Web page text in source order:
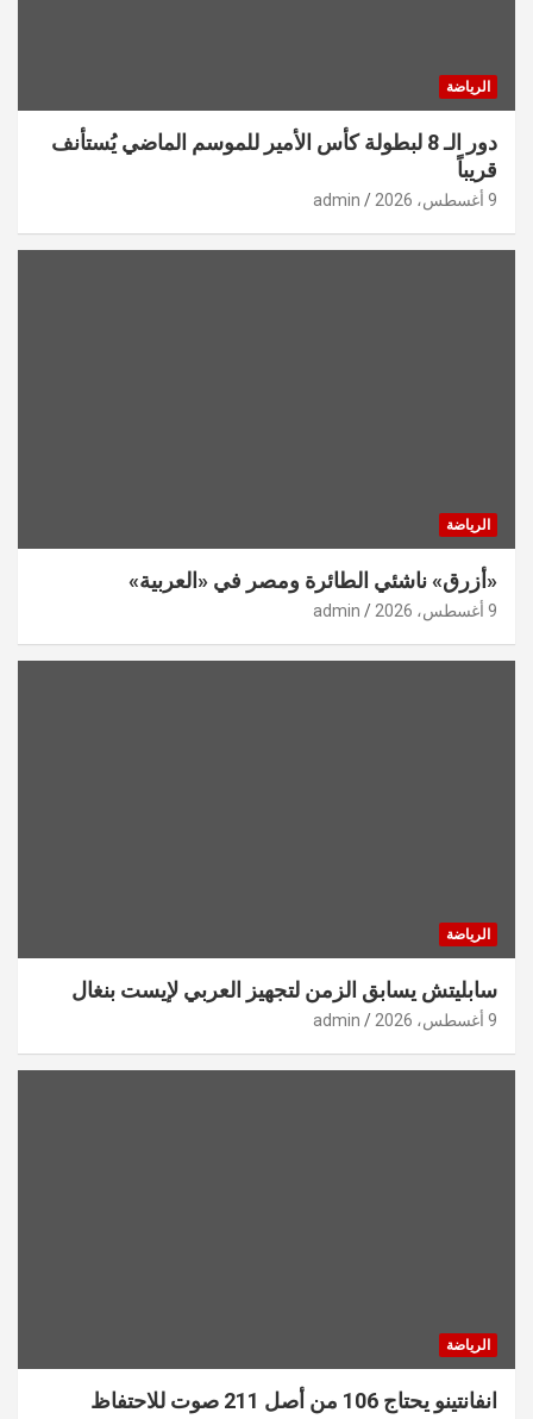
الرياضة
دور الـ 8 لبطولة كأس الأمير للموسم الماضي يُستأنف
قريباً
9 أغسطس، 2026 admin
الرياضة
«أزرق» ناشئي الطائرة ومصر في «العربية»
9 أغسطس، 2026 admin
الرياضة
سابليتش يسابق الزمن لتجهيز العربي لإيست بنغال
9 أغسطس، 2026 admin
الرياضة
انفانتينو يحتاج 106 من أصل 211 صوت للاحتفاظ